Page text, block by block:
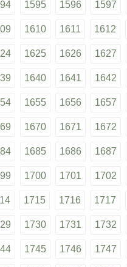
1595 1596 1597
1610 1611 1612
1625 1626 1627
1640 1641 1642
1655 1656 1657
1670 1671 1672
1685 1686 1687
1700 1701 1702
1715 1716 1717
1730 1731 1732
1745 1746 1747